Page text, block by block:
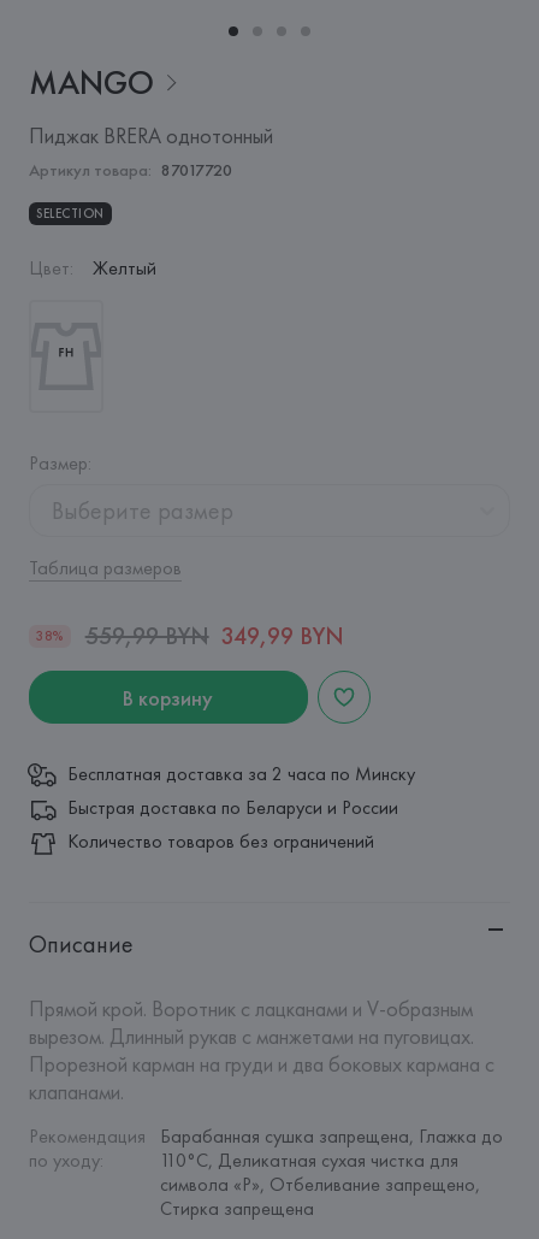
MANGO
Пиджак BRERA однотонный
Артикул товара: 87017720
SELECTION
Цвет: Желтый
Размер:
Выберите размер
Таблица размеров
38% 559,99 BYN 349,99 BYN
В корзину
Бесплатная доставка за 2 часа по Минску
Быстрая доставка по Беларуси и России
Количество товаров без ограничений
Описание
Прямой крой. Воротник с лацканами и V-образным
вырезом. Длинный рукав с манжетами на пуговицах.
Прорезной карман на груди и два боковых кармана с
клапанами.
Рекомендация
по уходу:
Барабанная сушка запрещена, Глажка до
110°C, Деликатная сухая чистка для
символа «P», Отбеливание запрещено,
Стирка запрещена